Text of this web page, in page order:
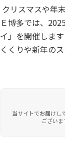
クリスマスや年
Ｅ博多では、
イ」を開催しま
くくりや新年の
当サイトでお届けし
ござい